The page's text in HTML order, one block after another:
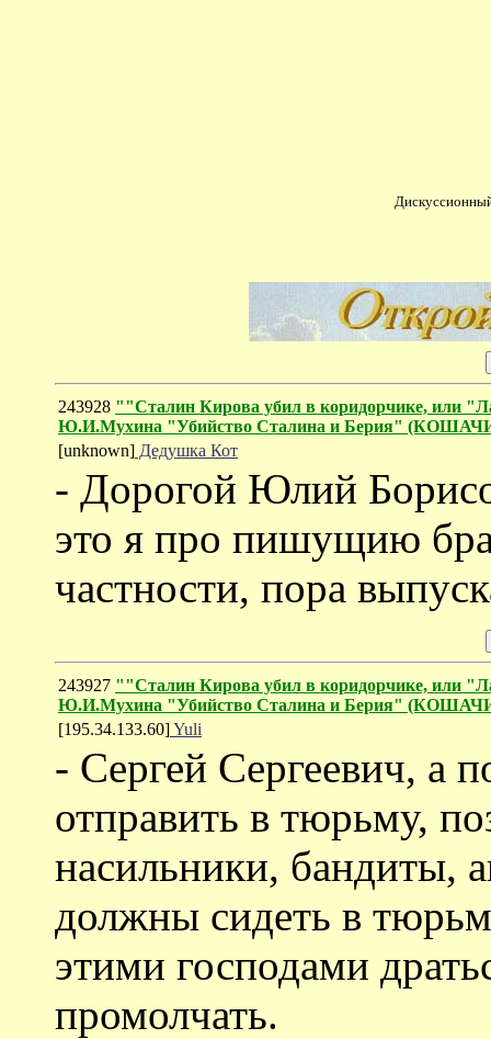
243928 ""Сталин Кирова убил в коридорчике, или
Ю.И.Мухина "Убийство Сталина и Берия"
[unknown] Дедушка Кот
- Дорогой Юлий
это я про пишущию
частности, пора
243927 ""Сталин Кирова убил в коридорчике, или
Ю.И.Мухина "Убийство Сталина и Берия"
[195.34.133.60]Yuli
- Сергей Сергеевич, а
отправить в тюрьму,
насильники, бандиты,
должны сидеть в
этими господами
промолчать.